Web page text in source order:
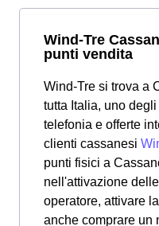
Wind-Tre
punti vendita
Wind-Tre si trova a
tutta Italia, uno
telefonia e offerte
clienti cassanesi
punti fisici a
nell'attivazione
operatore, attivare
anche comprare un